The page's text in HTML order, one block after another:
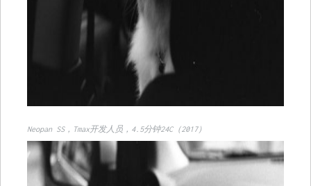
Neopan SS，Tmax开发人员，4.5分钟24C（2017）